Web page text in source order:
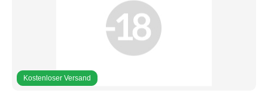
Kostenloser Versand